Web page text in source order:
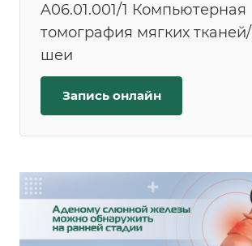
A06.01.001/1 Компьютерная
томография мягких тканей/
шеи
Запись онлайн